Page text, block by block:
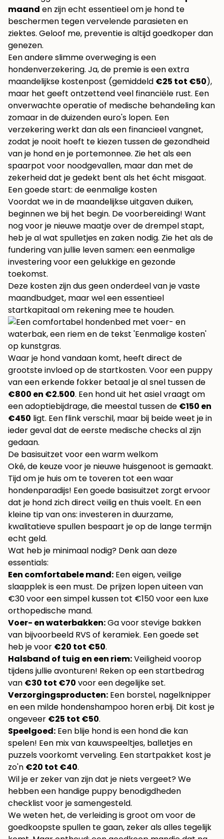
maand en zijn echt essentieel om je hond te
beschermen tegen vervelende parasieten en
ziektes. Geloof me, preventie is altijd goedkoper dan
genezen.
Een andere slimme overweging is een
hondenverzekering. Ja, de premie is een extra
maandelijkse kostenpost (gemiddeld €25 tot €50),
maar het geeft ontzettend veel financiële rust. Een
onverwachte operatie of medische behandeling kan
zomaar in de duizenden euro's lopen. Een
verzekering werkt dan als een financieel vangnet,
zodat je nooit hoeft te kiezen tussen de gezondheid
van je hond en je portemonnee. Zie het als een
spaarpot voor noodgevallen, maar dan met de
zekerheid dat je gedekt bent als het écht misgaat.
Een goede start: de eenmalige kosten
Voordat we in de maandelijkse uitgaven duiken,
beginnen we bij het begin. De voorbereiding! Want
nog voor je nieuwe maatje over de drempel stapt,
heb je al wat spulletjes en zaken nodig. Zie het als de
fundering van jullie leven samen: een eenmalige
investering voor een gelukkige en gezonde
toekomst.
Deze kosten zijn dus geen onderdeel van je vaste
maandbudget, maar wel een essentieel
startkapitaal om rekening mee te houden.
Waar je hond vandaan komt, heeft direct de
grootste invloed op de startkosten. Voor een puppy
van een erkende fokker betaal je al snel tussen de
€800 en €2.500. Een hond uit het asiel vraagt om
een adoptiebijdrage, die meestal tussen de €150 en
€450 ligt. Een flink verschil, maar bij beide weet je in
ieder geval dat de eerste medische checks al zijn
gedaan.
De basisuitzet voor een warm welkom
Oké, de keuze voor je nieuwe huisgenoot is gemaakt.
Tijd om je huis om te toveren tot een waar
hondenparadijs! Een goede basisuitzet zorgt ervoor
dat je hond zich direct veilig en thuis voelt. En een
kleine tip van ons: investeren in duurzame,
kwalitatieve spullen bespaart je op de lange termijn
echt geld.
Wat heb je minimaal nodig? Denk aan deze
essentials:
Een comfortabele mand: Een eigen, veilige
slaapplek is een must. De prijzen lopen uiteen van
€30 voor een simpel kussen tot €150 voor een luxe
orthopedische mand.
Voer- en waterbakken:Ga voor stevige bakken
van bijvoorbeeld RVS of keramiek. Een goede set
heb je voor €20 tot €50.
Halsband of tuig en een riem:Veiligheid voorop
tijdens jullie avonturen! Reken op een startbedrag
van €30 tot €70 voor een degelijke set.
Verzorgingsproducten: Een borstel, nagelknipper
en een milde hondenshampoo horen erbij. Dit kost je
ongeveer €25 tot €50.
Speelgoed: Een blije hond is een hond die kan
spelen! Een mix van kauwspeeltjes, balletjes en
puzzels voorkomt verveling. Een startpakket kost je
zo'n €20 tot €40.
Wil je er zeker van zijn dat je niets vergeet? We
hebben een handige puppy benodigdheden
checklist voor je samengesteld.
We weten het, de verleiding is groot om voor de
goedkoopste spullen te gaan, zeker als alles tegelijk